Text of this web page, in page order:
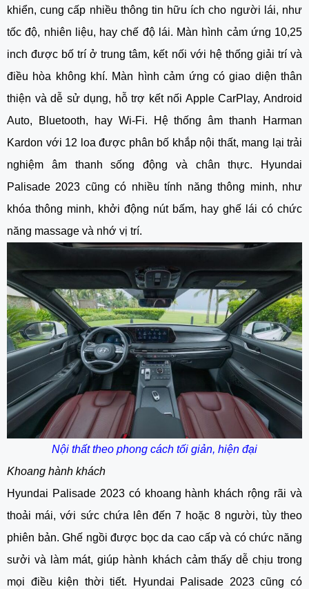
khiển, cung cấp nhiều thông tin hữu ích cho người lái, như
tốc độ, nhiên liệu, hay chế độ lái. Màn hình cảm ứng 10,25
inch được bố trí ở trung tâm, kết nối với hệ thống giải trí và
điều hòa không khí. Màn hình cảm ứng có giao diện thân
thiện và dễ sử dụng, hỗ trợ kết nối Apple CarPlay, Android
Auto, Bluetooth, hay Wi-Fi. Hệ thống âm thanh Harman
Kardon với 12 loa được phân bố khắp nội thất, mang lại trải
nghiệm âm thanh sống động và chân thực. Hyundai
Palisade 2023 cũng có nhiều tính năng thông minh, như
khóa thông minh, khởi động nút bấm, hay ghế lái có chức
năng massage và nhớ vị trí.
Nội thất theo phong cách tối giản, hiện đại
Khoang hành khách
Hyundai Palisade 2023 có khoang hành khách rộng rãi và
thoải mái, với sức chứa lên đến 7 hoặc 8 người, tùy theo
phiên bản. Ghế ngồi được bọc da cao cấp và có chức năng
sưởi và làm mát, giúp hành khách cảm thấy dễ chịu trong
mọi điều kiện thời tiết. Hyundai Palisade 2023 cũng có